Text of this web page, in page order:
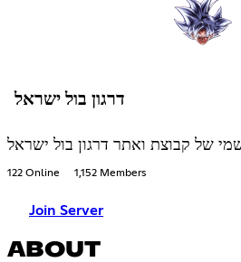
דרגון בול ישראל
122 Online 1,152 Members
Join Server
ABOUT